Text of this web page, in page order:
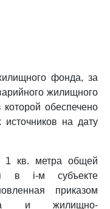
фонда, за
жилищного
обеспечено
на дату
1 кв. метра общей
в i-м субъекте
приказом
и жилищно-